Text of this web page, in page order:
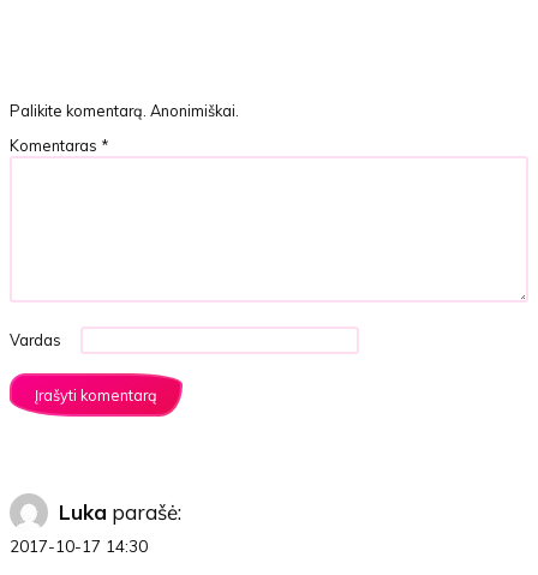
Palikite komentarą. Anonimiškai.
Komentaras *
Vardas
Luka parašė:
2017-10-17 14:30